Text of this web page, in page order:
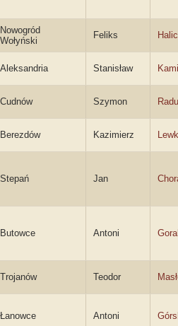
Nowogród
Wołyński
Feliks
Aleksandria Stanisław
Cudnów Szymon
Berezdów Kazimierz
Stepań Jan
Butowce Antoni
Trojanów Teodor
Łanowce Antoni